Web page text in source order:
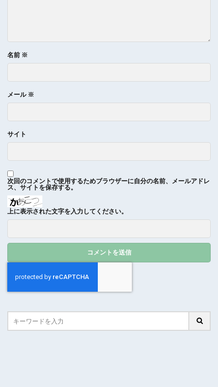
名前 ※
メール ※
サイト
次回のコメントで使用するためブラウザーに自分の名前、メールアドレ
ス、サイトを保存する。
上に表示された文字を入力してください。